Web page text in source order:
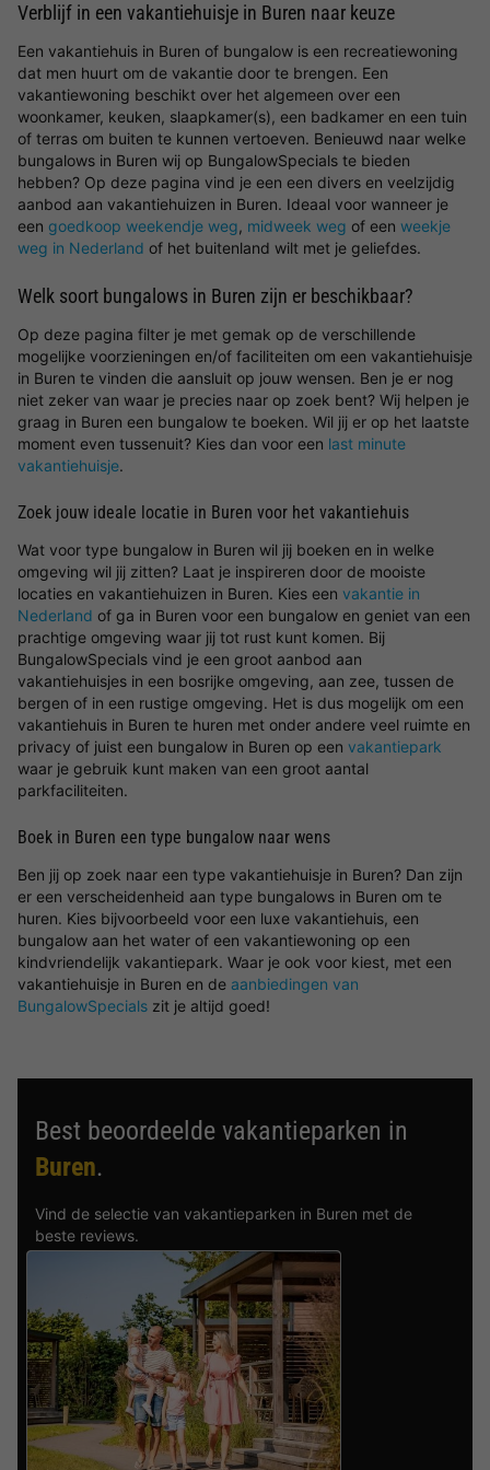
Verblijf in een vakantiehuisje in Buren naar keuze
Een vakantiehuis in Buren of bungalow is een recreatiewoning
dat men huurt om de vakantie door te brengen. Een
vakantiewoning beschikt over het algemeen over een
woonkamer, keuken, slaapkamer(s), een badkamer en een tuin
of terras om buiten te kunnen vertoeven. Benieuwd naar welke
bungalows in Buren wij op BungalowSpecials te bieden
hebben? Op deze pagina vind je een een divers en veelzijdig
aanbod aan vakantiehuizen in Buren. Ideaal voor wanneer je
een goedkoop weekendje weg, midweek weg of een weekje
weg in Nederland of het buitenland wilt met je geliefdes.
Welk soort bungalows in Buren zijn er beschikbaar?
Op deze pagina filter je met gemak op de verschillende
mogelijke voorzieningen en/of faciliteiten om een vakantiehuisje
in Buren te vinden die aansluit op jouw wensen. Ben je er nog
niet zeker van waar je precies naar op zoek bent? Wij helpen je
graag in Buren een bungalow te boeken. Wil jij er op het laatste
moment even tussenuit? Kies dan voor een last minute
vakantiehuisje.
Zoek jouw ideale locatie in Buren voor het vakantiehuis
Wat voor type bungalow in Buren wil jij boeken en in welke
omgeving wil jij zitten? Laat je inspireren door de mooiste
locaties en vakantiehuizen in Buren. Kies een vakantie in
Nederland of ga in Buren voor een bungalow en geniet van een
prachtige omgeving waar jij tot rust kunt komen. Bij
BungalowSpecials vind je een groot aanbod aan
vakantiehuisjes in een bosrijke omgeving, aan zee, tussen de
bergen of in een rustige omgeving. Het is dus mogelijk om een
vakantiehuis in Buren te huren met onder andere veel ruimte en
privacy of juist een bungalow in Buren op een vakantiepark
waar je gebruik kunt maken van een groot aantal
parkfaciliteiten.
Boek in Buren een type bungalow naar wens
Ben jij op zoek naar een type vakantiehuisje in Buren? Dan zijn
er een verscheidenheid aan type bungalows in Buren om te
huren. Kies bijvoorbeeld voor een luxe vakantiehuis, een
bungalow aan het water of een vakantiewoning op een
kindvriendelijk vakantiepark. Waar je ook voor kiest, met een
vakantiehuisje in Buren en de aanbiedingen van
BungalowSpecials zit je altijd goed!
Best beoordeelde vakantieparken in
Buren.
Vind de selectie van vakantieparken in Buren met de
beste reviews.